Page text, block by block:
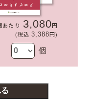
あたり 3,080円
(税込 3,388円)
個